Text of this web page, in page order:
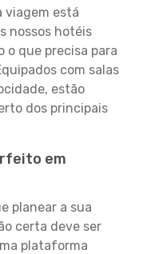
viagem está
nossos hotéis
o que precisa para
com salas
estão
dos principais
em
planear a sua
certa deve ser
plataforma